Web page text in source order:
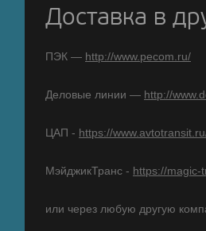
Доставка в
ПЭК — http://www.pecom.ru/
Деловые линии — http://
ЦАП - https://
МэйджикТранс - https://magic-
или через любую другую